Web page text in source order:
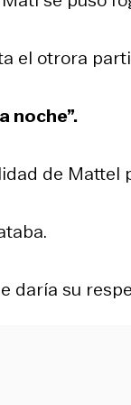
el otrora
noche”.
de Mattel
daría su